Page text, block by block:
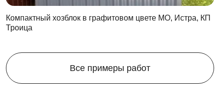
Компактный хозблок в графитовом цвете МО, Истра, КП
Троица
Все примеры работ